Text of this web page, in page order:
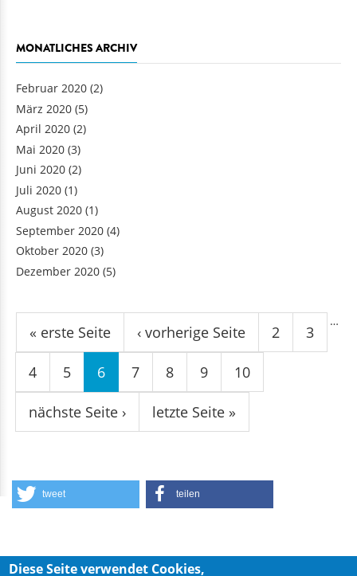
MONATLICHES ARCHIV
Februar 2020 (2)
März 2020 (5)
April 2020 (2)
Mai 2020 (3)
Juni 2020 (2)
Juli 2020 (1)
August 2020 (1)
September 2020 (4)
Oktober 2020 (3)
Dezember 2020 (5)
Seiten
« erste Seite ‹ vorherige Seite
…
2 3
4 5 6 7 8 9 10
nächste Seite › letzte Seite »
tweet teilen
Diese Seite verwendet Cookies,